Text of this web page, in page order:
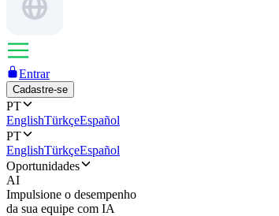
Entrar
Cadastre-se
PT
EnglishTürkçeEspañol
PT
EnglishTürkçeEspañol
Oportunidades
AI
Impulsione o desempenho
da sua equipe com IA